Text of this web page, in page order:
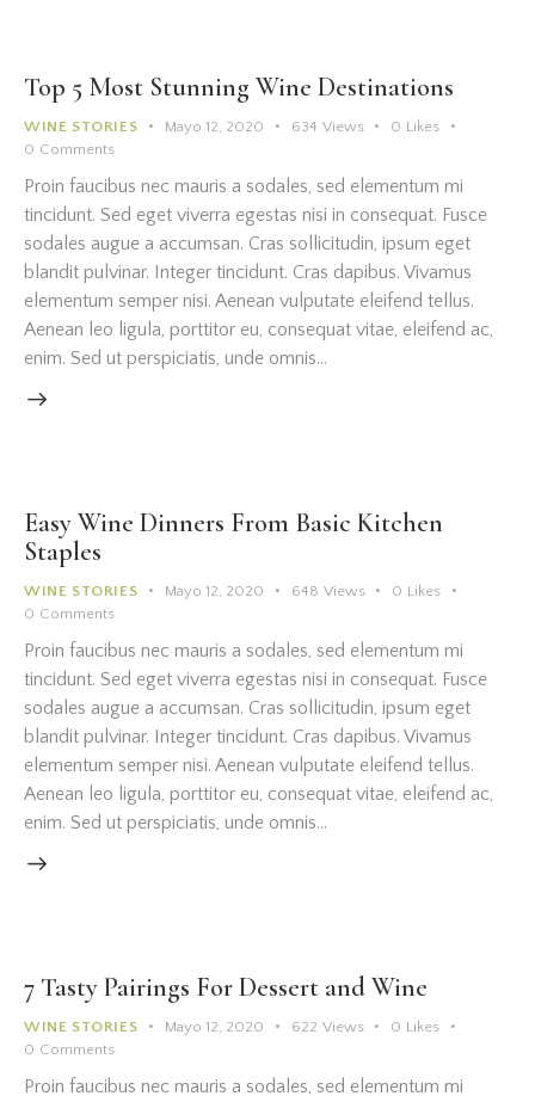
Top 5 Most Stunning Wine Destinations
WINE STORIES Mayo 12, 2020 634 Views 0 Likes
0 Comments
Proin faucibus nec mauris a sodales, sed elementum mi
tincidunt. Sed eget viverra egestas nisi in consequat. Fusce
sodales augue a accumsan. Cras sollicitudin, ipsum eget
blandit pulvinar. Integer tincidunt. Cras dapibus. Vivamus
elementum semper nisi. Aenean vulputate eleifend tellus.
Aenean leo ligula, porttitor eu, consequat vitae, eleifend ac,
enim. Sed ut perspiciatis, unde omnis…
Easy Wine Dinners From Basic Kitchen
Staples
WINE STORIES Mayo 12, 2020 648 Views 0 Likes
0 Comments
Proin faucibus nec mauris a sodales, sed elementum mi
tincidunt. Sed eget viverra egestas nisi in consequat. Fusce
sodales augue a accumsan. Cras sollicitudin, ipsum eget
blandit pulvinar. Integer tincidunt. Cras dapibus. Vivamus
elementum semper nisi. Aenean vulputate eleifend tellus.
Aenean leo ligula, porttitor eu, consequat vitae, eleifend ac,
enim. Sed ut perspiciatis, unde omnis…
7 Tasty Pairings For Dessert and Wine
WINE STORIES Mayo 12, 2020 622 Views 0 Likes
0 Comments
Proin faucibus nec mauris a sodales, sed elementum mi